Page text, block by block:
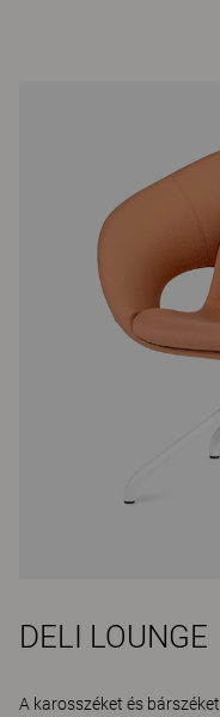
DELI LOUNGE
A karosszéket és